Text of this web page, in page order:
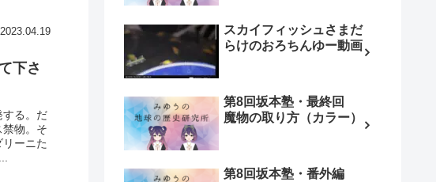
2023.04.19
下さ
する。だ
物。そ
ーニた
スカイフィッシュさまだ
らけのおろちんゆー動画
第8回坂本塾・最終回
魔物の取り方（カラー）
第8回坂本塾・番外編